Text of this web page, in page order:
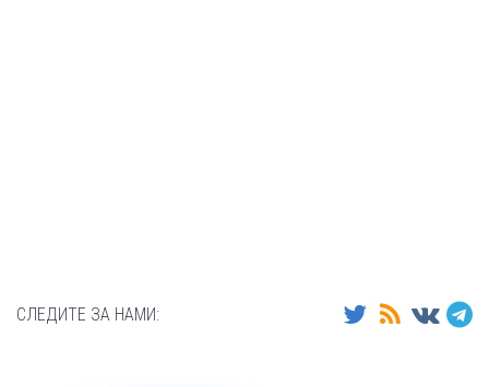
СЛЕДИТЕ ЗА НАМИ: